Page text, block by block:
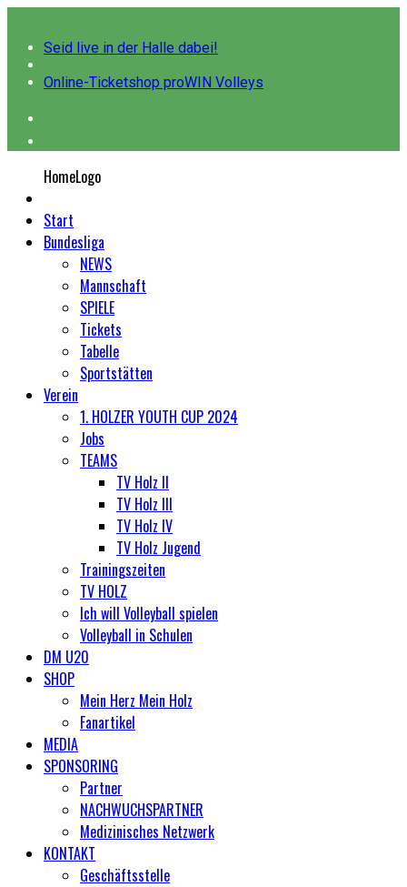
Seid live in der Halle dabei!
Online-Ticketshop proWIN Volleys
HomeLogo
Start
Bundesliga
NEWS
Mannschaft
SPIELE
Tickets
Tabelle
Sportstätten
Verein
1. HOLZER YOUTH CUP 2024
Jobs
TEAMS
TV Holz II
TV Holz III
TV Holz IV
TV Holz Jugend
Trainingszeiten
TV HOLZ
Ich will Volleyball spielen
Volleyball in Schulen
DM U20
SHOP
Mein Herz Mein Holz
Fanartikel
MEDIA
SPONSORING
Partner
NACHWUCHSPARTNER
Medizinisches Netzwerk
KONTAKT
Geschäftsstelle